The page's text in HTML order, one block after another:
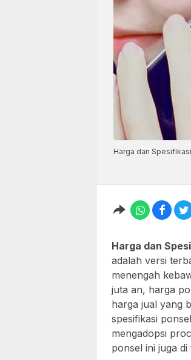
Harga dan
Harga dan
adalah versi
menengah
juta an, harga
harga jual yang
spesifikasi
mengadopsi
ponsel ini juga di